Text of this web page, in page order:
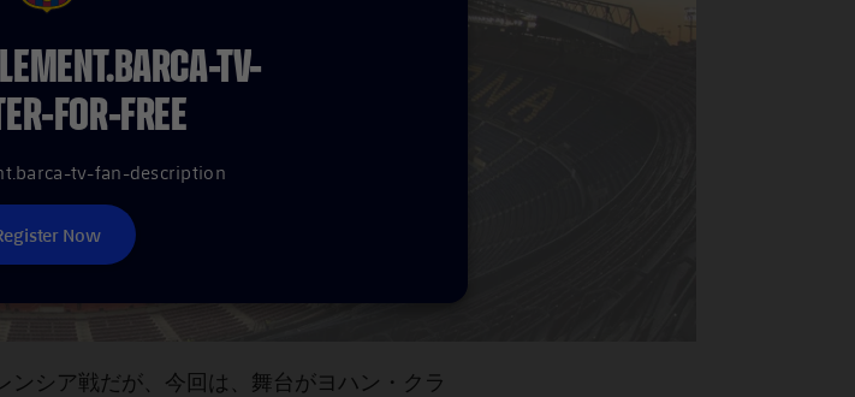
TV-
FOR-FREE
tv-fan-description
Now
シア戦だが、今回は、舞台がヨハン・クラ